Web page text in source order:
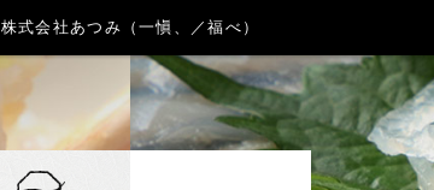
株式会社あつみ（一愼、／福べ）